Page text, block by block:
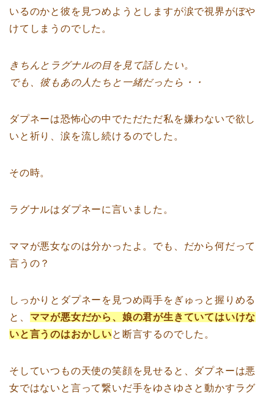
いるのかと彼を見つめようとしますが涙で視界がぼや
けてしまうのでした。
きちんとラグナルの目を見て話したい。
でも、彼もあの人たちと一緒だったら・・
ダプネーは恐怖心の中でただただ私を嫌わないで欲し
いと祈り、涙を流し続けるのでした。
その時。
ラグナルはダプネーに言いました。
ママが悪女なのは分かったよ。でも、だから何だって
言うの？
しっかりとダプネーを見つめ両手をぎゅっと握りめる
と、 ママが悪女だから、娘の君が生きていてはいけな
いと言うのはおかしいと断言するのでした。
そしていつもの天使の笑顔を見せると、ダプネーは悪
女ではないと言って繋いだ手をゆさゆさと動かすラグ